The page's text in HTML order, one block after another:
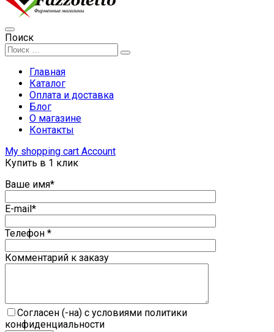
Поиск
Главная
Каталог
Оплата и доставка
Блог
О магазине
Контакты
My shopping cart Account
Купить в 1 клик
Ваше имя*
E-mail*
Телефон *
Комментарий к заказу
Согласен (-на) с условиями политики
конфиденциальности